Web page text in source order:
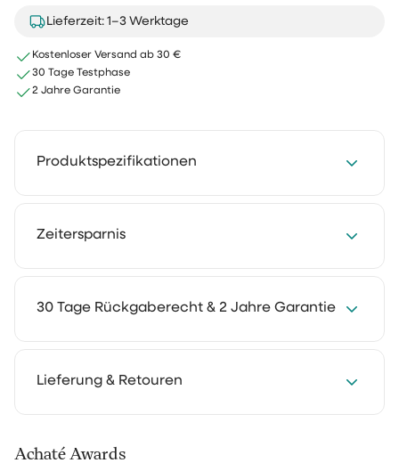
Lieferzeit: 1–3 Werktage
Kostenloser Versand ab 30 €
30 Tage Testphase
2 Jahre Garantie
Produktspezifikationen
Inhalt: 500 ml
Zeitersparnis
Spare jede Woche 2 bis 4 Stunden mit unseren
30 Tage Rückgaberecht & 2 Jahre Garantie
Wir verstehen es: Du möchtest erst zu Hause erleben,
Lieferung & Retouren
Deine Bestellung wird mit PostNL, DHL oder UPS
Achaté Awards